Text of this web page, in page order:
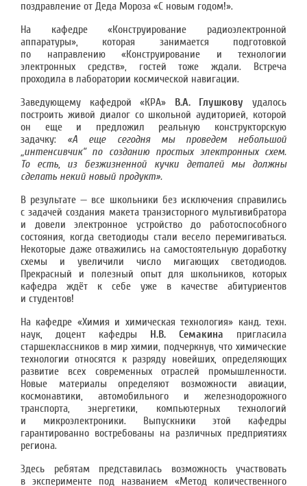
поздравление от Деда Мороза «С новым годом!».
На кафедре «Конструирование радиоэлектронной
аппаратуры», которая занимается подготовкой
по направлению «Конструирование и технологии
электронных средств», гостей тоже ждали. Встреча
проходила в лаборатории космической навигации.
Заведующему кафедрой «КРА» В.А. Глушкову удалось
построить живой диалог со школьной аудиторией, которой
он еще и предложил реальную конструкторскую
задачку: «А еще сегодня мы проведем небольшой
„интенсивчик“ по созданию простых электронных схем.
То есть, из безжизненной кучки деталей мы должны
сделать некий новый продукт».
В результате — все школьники без исключения справились
с задачей создания макета транзисторного мультивибратора
и довели электронное устройство до работоспособного
состояния, когда светодиоды стали весело перемигиваться.
Некоторые даже отважились на самостоятельную доработку
схемы и увеличили число мигающих светодиодов.
Прекрасный и полезный опыт для школьников, которых
кафедра ждёт к себе уже в качестве абитуриентов
и студентов!
На кафедре «Химия и химическая технология» канд. техн.
наук, доцент кафедры Н.В. Семакина пригласила
старшеклассников в мир химии, подчеркнув, что химические
технологии относятся к разряду новейших, определяющих
развитие всех современных отраслей промышленности.
Новые материалы определяют возможности авиации,
космонавтики, автомобильного и железнодорожного
транспорта, энергетики, компьютерных технологий
и микроэлектроники. Выпускники этой кафедры
гарантированно востребованы на различных предприятиях
региона.
Здесь ребятам представилась возможность участвовать
в эксперименте под названием «Метод количественного